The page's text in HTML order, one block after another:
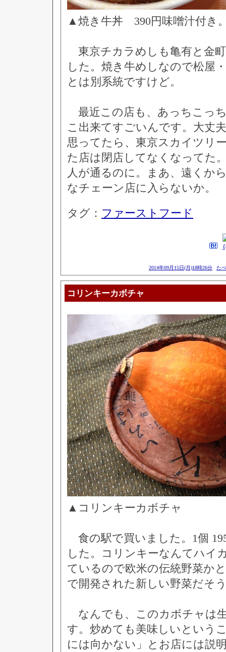
▲焼き牛丼 390円味噌汁付き
東京チカラめしも亀有と金
した。焼き牛めしなので松屋
とは別系統ですけど。
最近この店も、あっちこっ
こ出来てすごいんです。大丈
思ってたら、東京スカイツリ
た店は閉店してなくなってた
人が通るのに。まあ、遠くか
なチェーン店に入らないか。
タグ： ファーストフード
2014年09月15日(月)18時26分 た
コリンキーカボチャ
▲コリンキーカボチャ
食の駅で買いました。1個
した。コリンキーなんてハイ
ているので欧米の伝統野菜か
で開発された新しい野菜だそ
なんでも、このカボチャは
す。炒めても美味しいという
には向かない」とお店には説